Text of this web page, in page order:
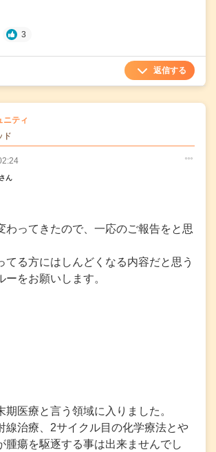
3
返信する
ニティ
ド
○ ○ ○
さん
わってきたので、一応のご報告をと思
てる方にはしんどくなる内容だと思う
ーをお願いします。
期医療と言う領域に入りました。
線治療、2サイクル目の化学療法とや
腫瘍を駆逐する事は出来ませんでし